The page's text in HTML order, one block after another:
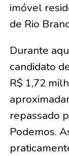
imóvel
de Rio
Durante
candidato
R$ 1,72
repassado
Podemos.